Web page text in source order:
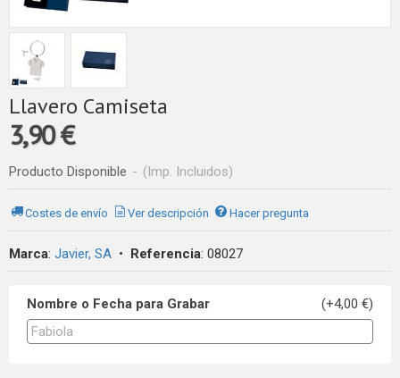
Llavero Camiseta
3,90 €
Producto Disponible - (Imp. Incluidos)
Costes de envío Ver descripción Hacer pregunta
Marca: Javier, SA • Referencia: 08027
Nombre o Fecha para Grabar (+4,00 €)